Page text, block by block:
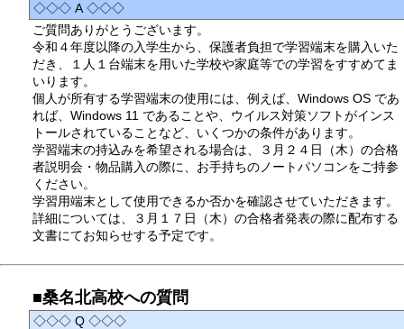
◇◇◇ A ◇◇◇
ご質問ありがとうございます。
令和４年度以降の入学生から、保護者負担で学習端末を購入いた
だき、１人１台端末を用いた学校や家庭等での学習をすすめてま
いります。
個人が所有する学習端末の使用には、例えば、Windows OS であ
れば、Windows 11 であることや、ウイルス対策ソフトがインス
トールされていることなど、いくつかの条件があります。
学習端末の持込みを希望される場合は、３月２４日（木）の合格
者説明会・物品購入の際に、お手持ちのノートパソコンをご持参
ください。
学習用端末として使用できるか否かを確認させていただきます。
詳細については、３月１７日（木）の合格者発表の際に配布する
文書にてお知らせする予定です。
■桑名北高校への質問
◇◇◇ Q ◇◇◇